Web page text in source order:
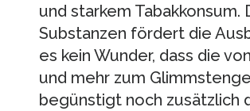
und starkem
Substanzen fördert die
es kein Wunder, dass die
und mehr zum
begünstigt noch zusätzlich